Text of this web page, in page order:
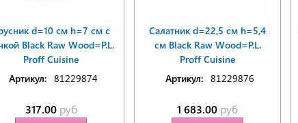
d=10 см h=7 см с
Black Raw Wood=P.L.
Proff Cuisine
Артикул: 81229874
317.00 руб
Салатник d=22,5 см h=5,4
см Black Raw Wood=P.L.
Proff Cuisine
Артикул: 81229876
1 683.00 руб